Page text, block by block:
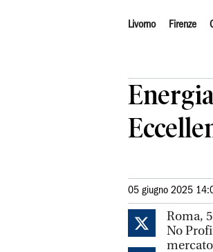
Livorno Firenze
05 giugno 2025
Roma,
No